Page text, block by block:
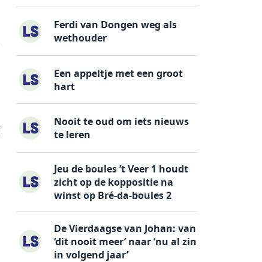
Ferdi van Dongen weg als
wethouder
Een appeltje met een groot
hart
Nooit te oud om iets nieuws
te leren
Jeu de boules ’t Veer 1 houdt
zicht op de koppositie na
winst op Bré-da-boules 2
De Vierdaagse van Johan: van
‘dit nooit meer’ naar ‘nu al zin
in volgend jaar’